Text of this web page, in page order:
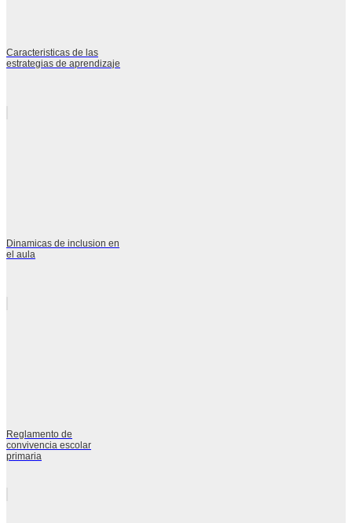
Caracteristicas de las
estrategias de aprendizaje
Dinamicas de inclusion en
el aula
Reglamento de
convivencia escolar
primaria